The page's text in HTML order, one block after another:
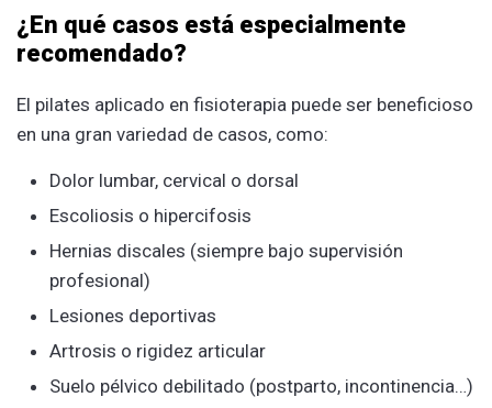
¿En qué casos está especialmente
recomendado?
El pilates aplicado en fisioterapia puede ser beneficioso
en una gran variedad de casos, como:
Dolor lumbar, cervical o dorsal
Escoliosis o hipercifosis
Hernias discales (siempre bajo supervisión
profesional)
Lesiones deportivas
Artrosis o rigidez articular
Suelo pélvico debilitado (postparto, incontinencia…)